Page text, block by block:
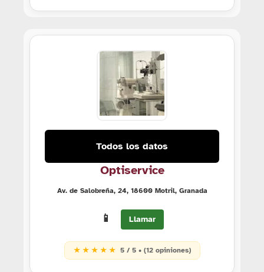
Todos los datos
Optiservice
Av. de Salobreña, 24, 18600 Motril, Granada
📱 Llamar
★ ★ ★ ★ ★ 5 / 5 • (12 opiniones)